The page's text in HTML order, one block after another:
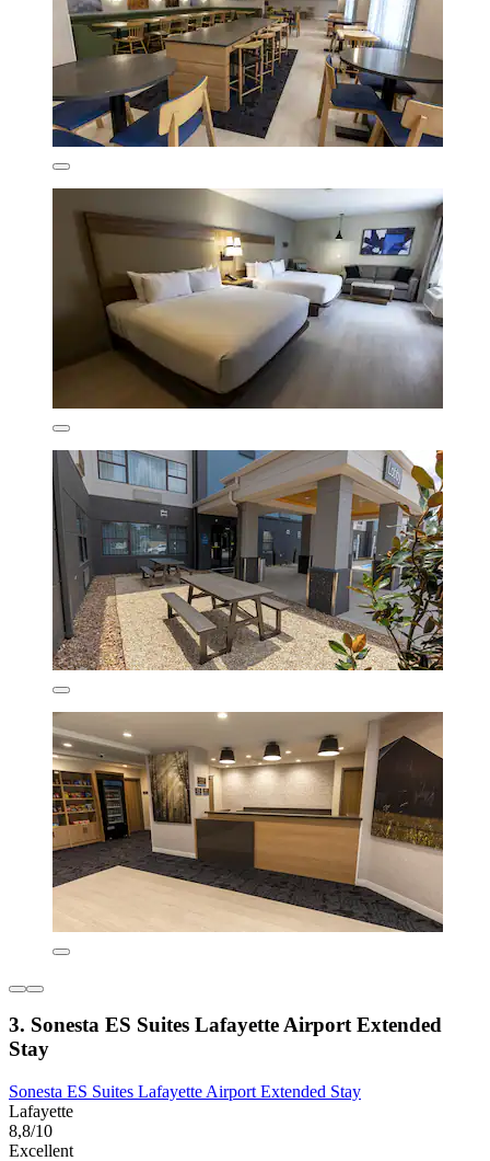
3. Sonesta ES Suites Lafayette Airport Extended
Stay
Sonesta ES Suites Lafayette Airport Extended Stay
Lafayette
8,8/10
Excellent